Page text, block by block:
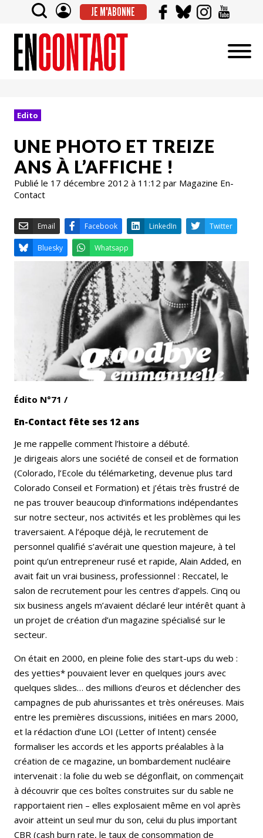
JE M'ABONNE
Edito
UNE PHOTO ET TREIZE
ANS À L’AFFICHE !
Publié le 17 décembre 2012 à 11:12 par Magazine En-
Contact
Email Facebook LinkedIn
Bluesky Whatsapp
Édito N°71 /
En-Contact fête ses 12 ans
Je me rappelle comment l’histoire a débuté.
Je dirigeais alors une société de conseil et de formation
(Colorado, l’Ecole du télémarketing, devenue plus tard
Colorado Conseil et Formation) et j’étais très frustré de
ne pas trouver beaucoup d’informations indépendantes
sur notre secteur, nos activités et les problèmes qui les
traversaient. A l’époque déjà, le recrutement de
personnel qualifié s’avérait une question majeure, à tel
point qu’un entrepreneur rusé et rapide, Alain Added, en
avait fait un vrai business, professionnel : Reccatel, le
salon de recrutement pour les centres d’appels. Cinq ou
six business angels m’avaient déclaré leur intérêt quant à
un projet de création d’un magazine spécialisé sur le
secteur.
On était en 2000, en pleine folie des start-ups du web :
des yetties* pouvaient lever en quelques jours avec
quelques slides… des millions d’euros et déclencher des
campagnes de pub ahurissantes et très onéreuses. Mais
entre les premières discussions, initiées en mars 2000,
et la rédaction d’une LOI (Letter of Intent) censée
formaliser les accords et les apports préalables à la
création de ce magazine, un bombardement nucléaire
intervenait : la folie du web se dégonflait, on commençait
à découvrir que ces boîtes construites sur du sable ne
rapportaient rien – elles explosaient même en vol après
avoir atteint un seul mur du son, celui du plus important
CBR (cash burn rate, le taux de consommation de